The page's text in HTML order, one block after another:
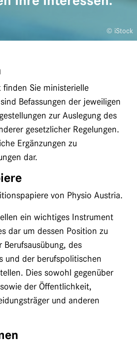
© iStock
finden Sie ministerielle
Befassungen der jeweiligen
zur Auslegung des
gesetzlicher Regelungen.
Ergänzungen zu
dar.
von Physio Austria.
ein wichtiges Instrument
dar um dessen Position zu
Berufsausübung, des
und der berufspolitischen
Dies sowohl gegenüber
der Öffentlichkeit,
und anderen